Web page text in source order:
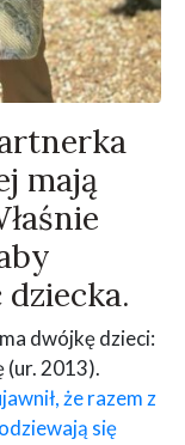
mają
dwójkę dzieci:
(ur. 2013).
że razem z
się